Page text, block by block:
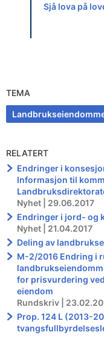
Sjå lova på
TEMA
RELATERT
Endringer i
Informasjon til
Nyhet | 29.06.2017
Endringer i jord- og
Nyhet | 21.04.2017
Deling av
M-2/2016 Endring i
for prisvurdering
eiendom
Rundskriv |
Prop. 124 L (2013-